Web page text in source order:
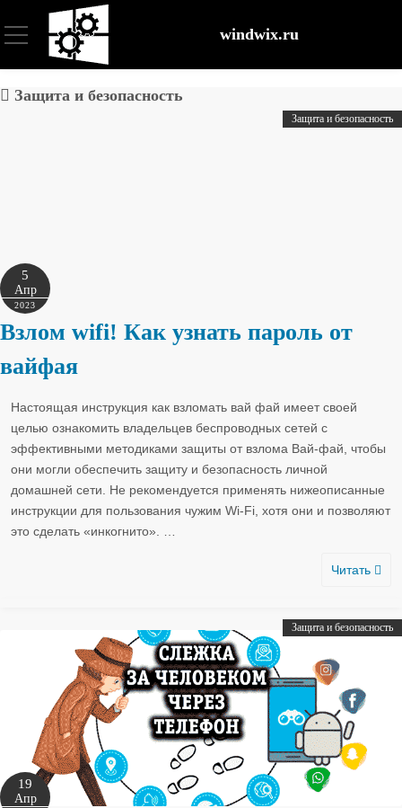
windwix.ru
Установка и настройка
Безопасность
Защита и безопасность
Защита и безопасность
5
Апр
2023
Взлом wifi! Как узнать пароль от
вайфая
Настоящая инструкция как взломать вай фай имеет своей
целью ознакомить владельцев беспроводных сетей с
эффективными методиками защиты от взлома Вай-фай, чтобы
они могли обеспечить защиту и безопасность личной
домашней сети. Не рекомендуется применять нижеописанные
инструкции для пользования чужим Wi-Fi, хотя они и позволяют
это сделать «инкогнито».
Читать
Защита и безопасность
19
Апр